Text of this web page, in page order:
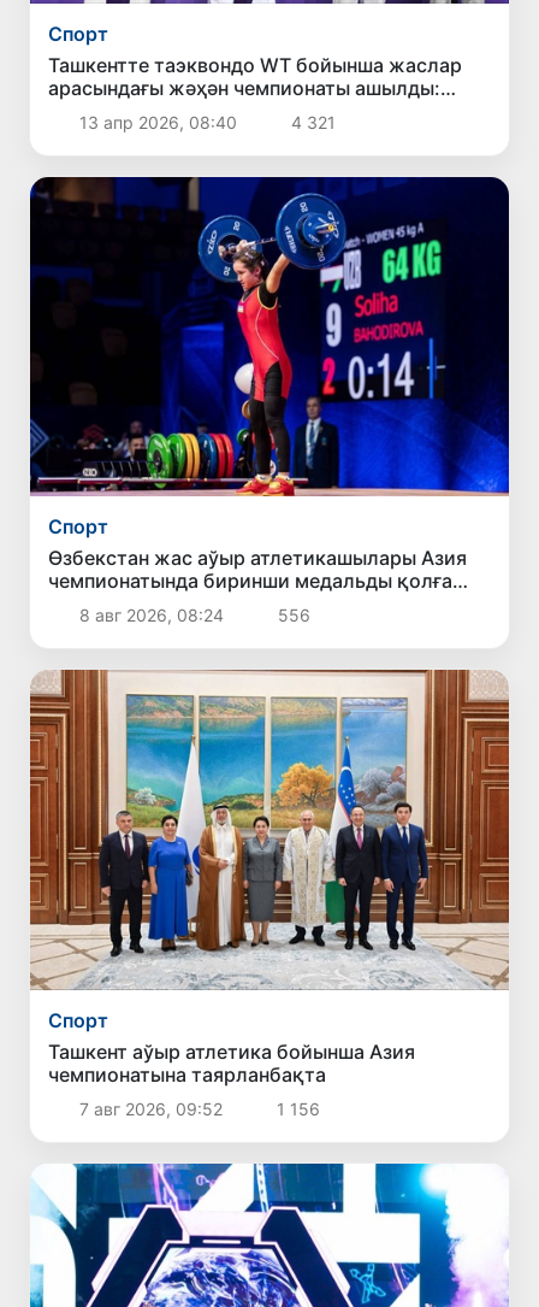
Спорт
Ташкентте таэквондо WТ бойынша жаслар
арасындағы жәҳән чемпионаты ашылды:
Өзбекстанның биринши гүмис медалы
13 апр 2026, 08:40 4 321
Спорт
Өзбекстан жас аўыр атлетикашылары Азия
чемпионатында биринши медальды қолға
киргизди
8 авг 2026, 08:24 556
Спорт
Ташкент аўыр атлетика бойынша Азия
чемпионатына таярланбақта
7 авг 2026, 09:52 1 156